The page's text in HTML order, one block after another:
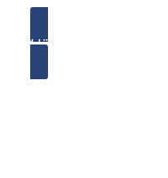
Händler finden